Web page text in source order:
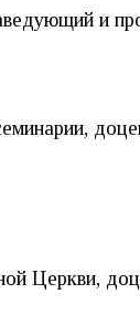
и
Церкви,